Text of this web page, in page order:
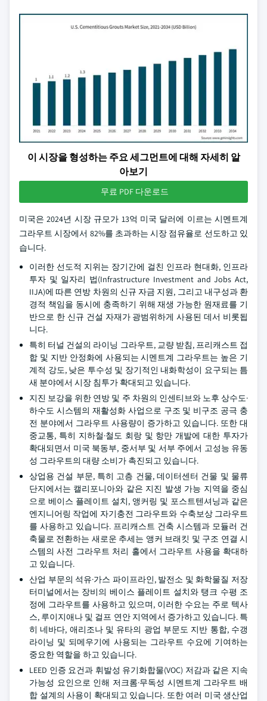
이 시장을 형성하는 주요 세그먼트에 대해 자세히 알
아보기
무료 PDF 다운로드
미국은 2024년 시장 규모가 13억 미국 달러에 이르는 시멘트계
그라우트 시장에서 82%를 초과하는 시장 점유율로 선도하고 있
습니다.
이러한 선도적 지위는 장기간에 걸친 인프라 현대화, 인프라
투자 및 일자리 법(Infrastructure Investment and Jobs Act,
IIJA)에 따른 연방 차원의 신규 자금 지원, 그리고 내구성과 환
경적 책임을 동시에 충족하기 위해 재생 가능한 원재료를 기
반으로 한 신규 건설 자재가 광범위하게 사용된 데서 비롯됩
니다.
특히 터널 건설의 라이닝 그라우트, 교량 받침, 프리캐스트 접
합 및 지반 안정화에 사용되는 시멘트계 그라우트는 높은 기
계적 강도, 낮은 투수성 및 장기적인 내화학성이 요구되는 틈
새 분야에서 시장 침투가 확대되고 있습니다.
지진 보강을 위한 연방 및 주 차원의 인센티브와 노후 상수도·
하수도 시스템의 재활성화 사업으로 구조 및 비구조 공극 충
전 분야에서 그라우트 사용량이 증가하고 있습니다. 또한 대
중교통, 특히 지하철·철도 회랑 및 항만 개발에 대한 투자가
확대되면서 미국 북동부, 중서부 및 서부 주에서 고성능 유동
성 그라우트의 대량 소비가 촉진되고 있습니다.
상업용 건설 부문, 특히 고층 건물, 데이터센터 건물 및 물류
단지에서는 캘리포니아와 같은 지진 발생 가능 지역을 중심
으로 베이스 플레이트 설치, 앵커링 및 포스트텐셔닝과 같은
엔지니어링 작업에 자기충전 그라우트와 수축보상 그라우트
를 사용하고 있습니다. 프리캐스트 건축 시스템과 모듈러 건
축물로 전환하는 새로운 추세는 앵커 브래킷 및 구조 연결 시
스템의 사전 그라우트 처리 홀에서 그라우트 사용을 확대하
고 있습니다.
산업 부문의 석유·가스 파이프라인, 발전소 및 화학물질 저장
터미널에서는 장비의 베이스 플레이트 설치와 탱크 수평 조
정에 그라우트를 사용하고 있으며, 이러한 수요는 주로 텍사
스, 루이지애나 및 걸프 연안 지역에서 증가하고 있습니다. 특
히 네바다, 애리조나 및 유타의 광업 부문도 지반 통합, 수갱
라이닝 및 되메우기에 사용되는 그라우트 수요에 기여하는
중요한 역할을 하고 있습니다.
LEED 인증 요건과 휘발성 유기화합물(VOC) 저감과 같은 지속
가능성 요인으로 인해 저크롬·무독성 시멘트계 그라우트 배
합 설계의 사용이 확대되고 있습니다. 또한 여러 미국 생산업